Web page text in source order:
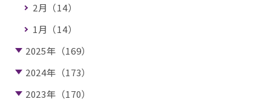
2月（14）
1月（14）
2025年（169）
2024年（173）
2023年（170）